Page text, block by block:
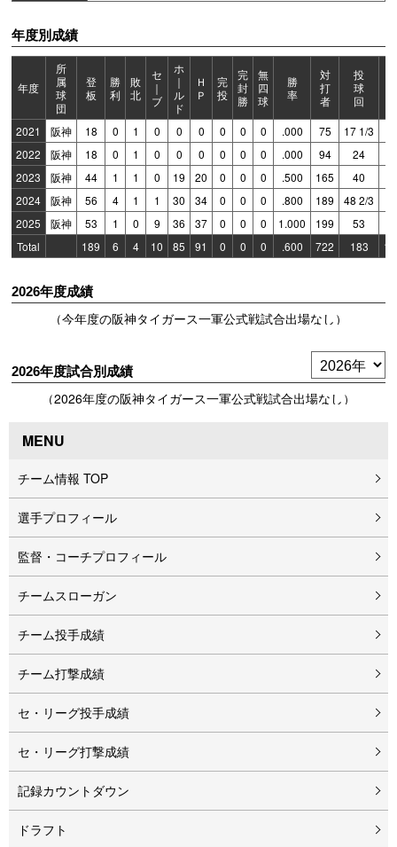
年度別成績
年度
所
属
球
団
登
板
勝
利
敗
北
セ
｜
ブ
ホ
｜
ル
ド
Ｈ
Ｐ
完
投
完
封
勝
無
四
球
勝
率
対
打
者
投
球
回
2021
阪神 18 0 1 0 0 0 0 0 0 .000 75 17 1/3
2022
阪神 18 0 1 0 0 0 0 0 0 .000 94 24
2023
阪神 44 1 1 0 19 20 0 0 0 .500 165 40
2024
阪神 56 4 1 1 30 34 0 0 0 .800 189 48 2/3
2025
阪神 53 1 0 9 36 37 0 0 0 1.000 199 53
Total
189 6 4 10 85 91 0 0 0 .600 722 183
2026年度成績
（今年度の阪神タイガース一軍公式戦試合出場なし）
2026年度試合別成績
（2026年度の阪神タイガース一軍公式戦試合出場なし）
MENU
チーム情報 TOP
選手プロフィール
監督・コーチプロフィール
チームスローガン
チーム投手成績
チーム打撃成績
セ・リーグ投手成績
セ・リーグ打撃成績
記録カウントダウン
ドラフト